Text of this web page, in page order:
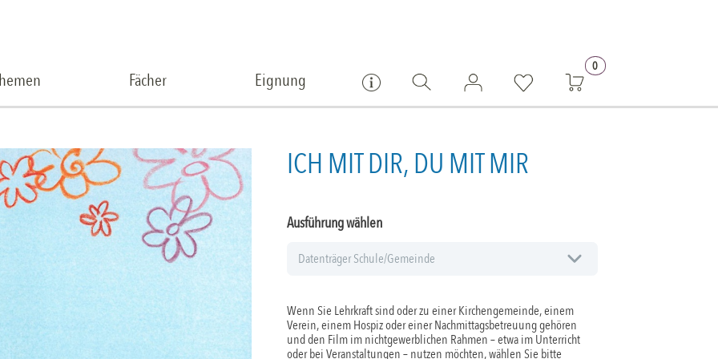
Fächer Eignung
0
ICH MIT DIR, DU MIT MIR
Ausführung wählen
Wenn Sie Lehrkraft sind oder zu einer Kirchengemeinde, einem
Verein, einem Hospiz oder einer Nachmittagsbetreuung gehören
und den Film im nichtgewerblichen Rahmen – etwa im Unterricht
oder bei Veranstaltungen – nutzen möchten, wählen Sie bitte